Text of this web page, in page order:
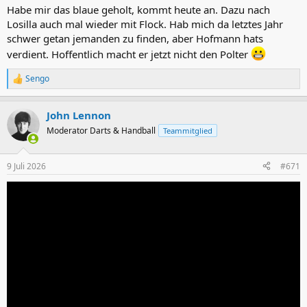
:
Habe mir das blaue geholt, kommt heute an. Dazu nach
Losilla auch mal wieder mit Flock. Hab mich da letztes Jahr
schwer getan jemanden zu finden, aber Hofmann hats
verdient. Hoffentlich macht er jetzt nicht den Polter
R
e
k
i
e
n
Sengo
John Lennon
Moderator Darts & Handball Teammitglied
9 Juli 2026 #671